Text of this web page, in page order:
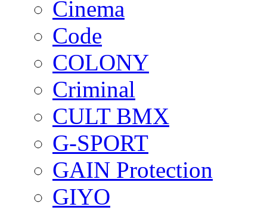
Cinema
Code
COLONY
Criminal
CULT BMX
G-SPORT
GAIN Protection
GIYO